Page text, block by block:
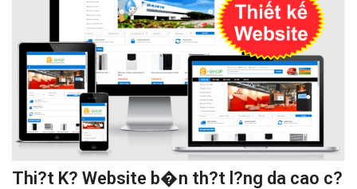
Thi?t K? Website b�n th?t l?ng da cao c?